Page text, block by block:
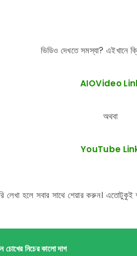
ভিডিও দেখতে সমস্যা? এইখানে
AIOVideo
অথবা
YouTube
লেখা হলে সবার সাথে শেয়ার করুন। এতোটুকুই
চোখের নিচের কালো দাগ